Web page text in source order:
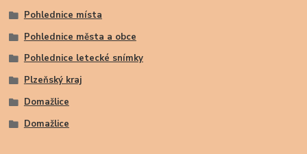
Pohlednice místa
Pohlednice města a obce
Pohlednice letecké snímky
Plzeňský kraj
Domažlice
Domažlice